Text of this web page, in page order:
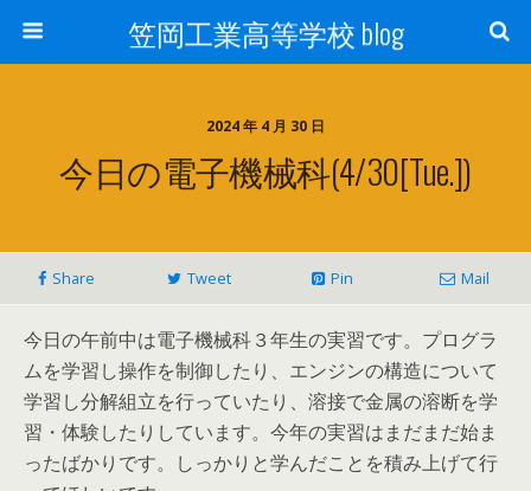
笠岡工業高等学校 blog
2024 年 4 月 30 日
今日の電子機械科(4/30[Tue.])
Share Tweet Pin Mail
今日の午前中は電子機械科３年生の実習です。プログラ
ムを学習し操作を制御したり、エンジンの構造について
学習し分解組立を行っていたり、溶接で金属の溶断を学
習・体験したりしています。今年の実習はまだまだ始ま
ったばかりです。しっかりと学んだことを積み上げて行